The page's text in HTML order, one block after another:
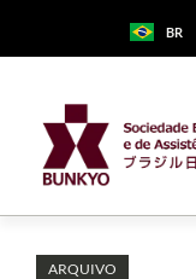
BR
ARQUIVO